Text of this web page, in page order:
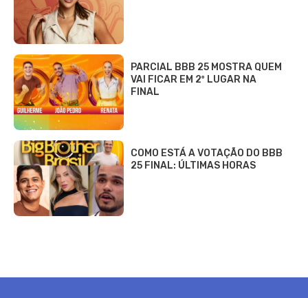
PARCIAL BBB 25 MOSTRA QUEM
VAI FICAR EM 2º LUGAR NA
FINAL
COMO ESTÁ A VOTAÇÃO DO BBB
25 FINAL: ÚLTIMAS HORAS